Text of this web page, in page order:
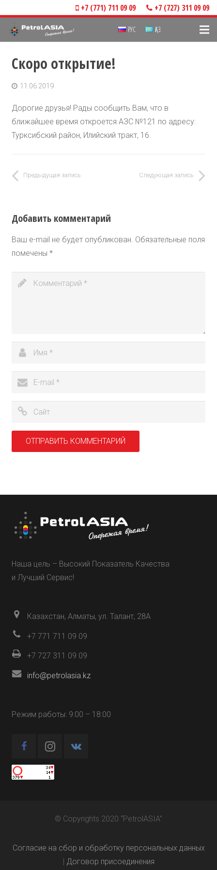
+7 (771) 711 09 09 +7 (727) 311 09 09
РУС ҚАЗ
Скоро открытие!
11.06.2019
Дорогие друзья! Рады сообщить Вам, что в
ближайшее время откроется АЗС №121 по адресу:
Турксибский район, Илийский тракт, 16.
Предыдущая запись Следующая запись
Добавить комментарий
Ваш e-mail не будет опубликован. Обязательные поля
помечены *
Наша цель – Высокий Показатель Качества
и Лучший Сервис!
Казахстан, Алматы, ул. Талант, 28А
+7 771 711 09 09
+7 727 311 09 09
info@petrolasia.kz
Режим работы: 9:00 – 18:00
© Copyrights 2020 “PetrolASIA”
Согласие на сбор и обработку персональных данных
| Договор присоединения